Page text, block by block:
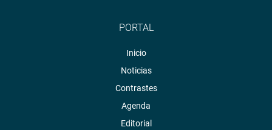
PORTAL
Inicio
Noticias
Contrastes
Agenda
Editorial